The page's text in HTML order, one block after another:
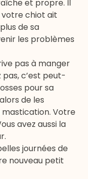
et propre. Il
chiot ait
de sa
les problèmes
pas à manger
c’est peut-
pour sa
de les
Votre
avez aussi la
journées de
nouveau petit